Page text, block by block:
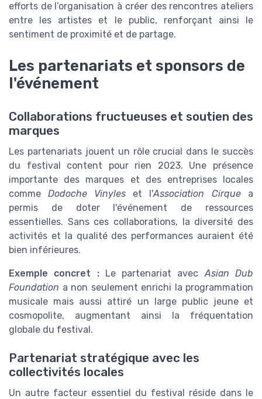
efforts de l’organisation à créer des rencontres ateliers
entre les artistes et le public, renforçant ainsi le
sentiment de proximité et de partage.
Les partenariats et sponsors de
l'événement
Collaborations fructueuses et soutien des
marques
Les partenariats jouent un rôle crucial dans le succès
du festival content pour rien 2023. Une présence
importante des marques et des entreprises locales
commeDodoche Vinyleset l'Association Cirquea
permis de doter l'événement de ressources
essentielles. Sans ces collaborations, la diversité des
activités et la qualité des performances auraient été
bien inférieures.
Exemple concret :Le partenariat avec Asian Dub
Foundation a non seulement enrichi la programmation
musicale mais aussi attiré un large public jeune et
cosmopolite, augmentant ainsi la fréquentation
globale du festival.
Partenariat stratégique avec les
collectivités locales
Un autre facteur essentiel du festival réside dans le